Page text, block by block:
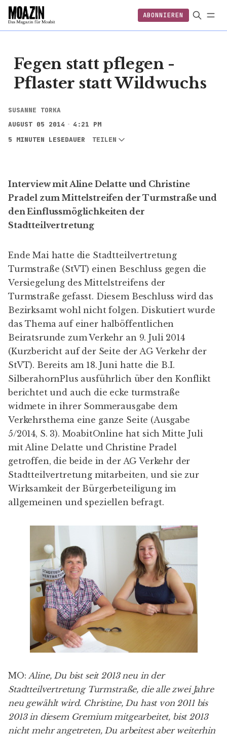
ABONNIEREN
EINLOGGEN
ABONNIEREN
Fegen statt pflegen -
Pflaster statt Wildwuchs
SUSANNE TORKA
AUGUST 05 2014
4:21 PM
5 MINUTEN LESEDAUER
TEILEN
Interview mit Aline Delatte und Christine
Pradel zum Mittelstreifen der Turmstraße und
den Einflussmöglichkeiten der
Stadtteilvertretung
Ende Mai hatte die Stadtteilvertretung
Turmstraße (StVT) einen Beschluss gegen die
Versiegelung des Mittelstreifens der
Turmstraße gefasst. Diesem Beschluss wird das
Bezirksamt wohl nicht folgen. Diskutiert wurde
das Thema auf einer halböffentlichen
Beiratsrunde zum Verkehr an 9. Juli 2014
(Kurzbericht auf der Seite der AG Verkehr der
StVT). Bereits am 18. Juni hatte die B.I.
SilberahornPlus ausführlich über den Konflikt
berichtetund auch die ecke turmstraße
widmete in ihrer Sommerausgabe dem
Verkehrsthema eine ganze Seite (Ausgabe
5/2014, S. 3). MoabitOnline hat sich Mitte Juli
mit Aline Delatte und Christine Pradel
getroffen, die beide in der AG Verkehr der
Stadtteilvertretung mitarbeiten, und sie zur
Wirksamkeit der Bürgerbeteiligung im
allgemeinen und speziellen befragt.
MO: Aline, Du bist seit 2013 neu in der
Stadtteilvertretung Turmstraße, die alle zwei Jahre
neu gewählt wird. Christine, Du hast von 2011 bis
2013 in diesem Gremium mitgearbeitet, bist 2013
nicht mehr angetreten, Du arbeitest aber weiterhin